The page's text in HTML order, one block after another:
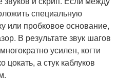
специальную
пробковое основание,
В результате звук шагов
усилен, когти
а стук каблуков